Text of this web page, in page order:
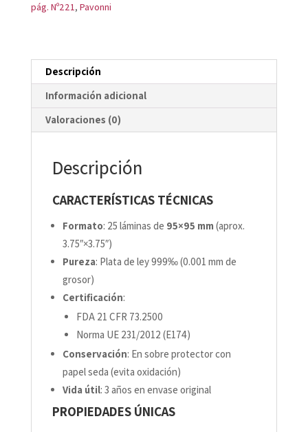
pág. Nº221, Pavonni
Descripción
Información adicional
Valoraciones (0)
Descripción
CARACTERÍSTICAS TÉCNICAS
Formato: 25 láminas de 95×95 mm (aprox.
3.75″×3.75″)
Pureza: Plata de ley 999‰ (0.001 mm de
grosor)
Certificación:
FDA 21 CFR 73.2500
Norma UE 231/2012 (E174)
Conservación: En sobre protector con
papel seda (evita oxidación)
Vida útil: 3 años en envase original
PROPIEDADES ÚNICAS